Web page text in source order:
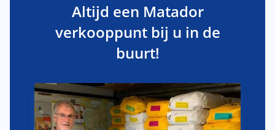
Altijd een Matador
verkooppunt bij u in de
buurt!